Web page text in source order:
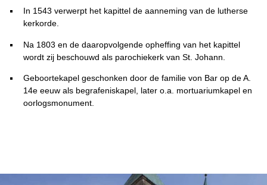
In 1543 verwerpt het kapittel de aanneming van de lutherse
kerkorde.
Na 1803 en de daaropvolgende opheffing van het kapittel
wordt zij beschouwd als parochiekerk van St. Johann.
Geboortekapel geschonken door de familie von Bar op de A.
14e eeuw als begrafeniskapel, later o.a. mortuariumkapel en
oorlogsmonument.